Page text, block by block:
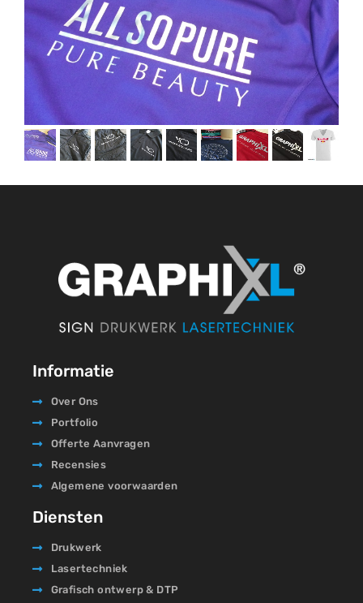
Informatie
Over Ons
Portfolio
Offerte Aanvragen
Recensies
Algemene voorwaarden
Diensten
Drukwerk
Lasertechniek
Grafisch ontwerp & DTP